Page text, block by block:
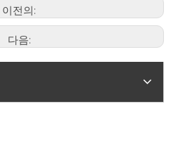
이전의:
다음: